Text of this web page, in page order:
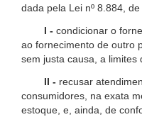
dada pela Lei nº 8.884,
I - condicionar o
ao fornecimento de outro
sem justa causa, a limites
II - recusar
consumidores, na exata
estoque, e, ainda, de